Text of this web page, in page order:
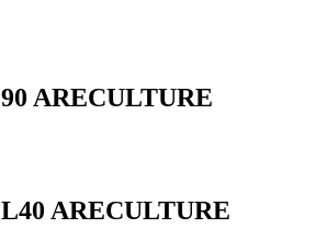
ARECULTURE
ARECULTURE